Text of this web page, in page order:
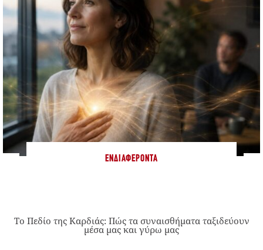
ΕΝΔΙΑΦΈΡΟΝΤΑ
Το Πεδίο της Καρδιάς: Πώς τα συναισθήματα ταξιδεύουν
μέσα μας και γύρω μας